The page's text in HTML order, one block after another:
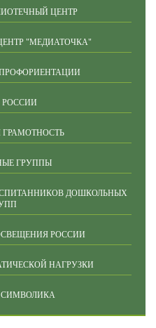
ЦЕНТР
"МЕДИАТОЧКА"
РОССИИ
ГРУППЫ
ДОШКОЛЬНЫХ
РОССИИ
НАГРУЗКИ